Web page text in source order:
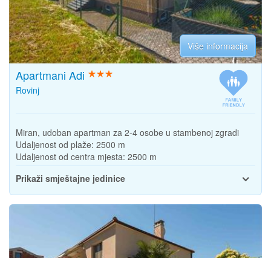
Više informacija
Apartmani Adi
Rovinj
Miran, udoban apartman za 2-4 osobe u stambenoj zgradi
Udaljenost od plaže: 2500 m
Udaljenost od centra mjesta: 2500 m
Prikaži smještajne jedinice